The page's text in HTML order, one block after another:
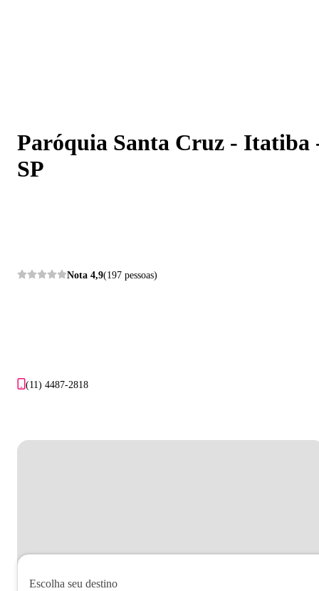
Paróquia Santa Cruz - Itatiba
SP
Nota 4,9(197 pessoas)
(11) 4487-2818
Escolha seu destino